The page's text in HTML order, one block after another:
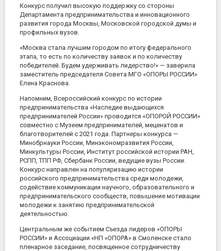
Конкурс получил высокую поддержку со стороны
Департамента предпринимательства и инновационного
развития города Москвы, Московской городской думы и
профильных вузов.
«Москва стала лучшим городом по итогу федерального
этапа, то есть по количеству заявок и по количеству
победителей. Будем удерживать лидерство!» — заверила
заместитель председателя Совета МГО «ОПОРЫ РОССИИ»
Елена Краснова.
Напомним, Всероссийский конкурс по истории
предпринимательства «Наследие выдающихся
предпринимателей России» проводится «ОПОРОЙ РОССИИ»
совместно с Музеем предпринимателей, меценатов и
благотворителей с 2021 года. Партнеры конкурса —
Минобрнауки России, Минэкономразвития России,
Минкультуры России, Институт российской истории РАН,
РСПП, ТПП РФ, Сбербанк России, ведущие вузы России.
Конкурс направлен на популяризацию истории
российского предпринимательства среди молодежи,
содействие коммуникации научного, образовательного и
предпринимательского сообществ, повышение мотивации
молодежи к занятию предпринимательской
деятельностью.
Центральным же событием Съезда лидеров «ОПОРЫ
РОССИИ» и Ассоциации «НП «ОПОРА» в Смоленске стало
пленарное заседание, посвященное сотрудничеству